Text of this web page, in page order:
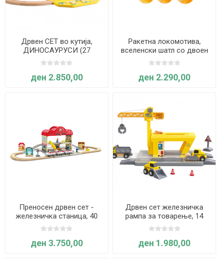
Дрвен СЕТ во кутија,
ДИНОСАУРУСИ (27
парчиња) - HAPE
ден 2.850,00
Ракетна локомотива,
вселенски шатл со двоен
режим- HAPE
ден 2.290,00
Преносен дрвен сет -
железничка станица, 40
парчиња - Hape
ден 3.750,00
Дрвен сет железничка
рампа за товарење, 14
парчиња - Hape
ден 1.980,00